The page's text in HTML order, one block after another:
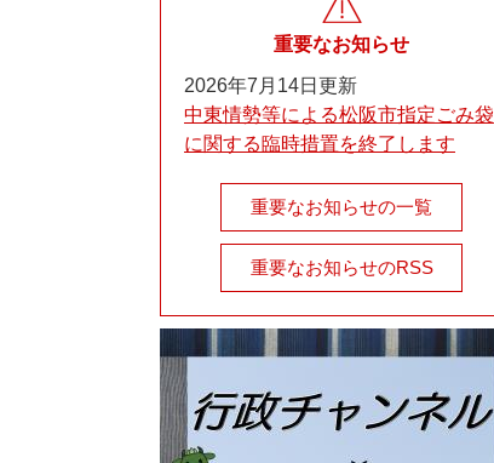
重要なお知らせ
2026年7月14日更新
中東情勢等による松阪市指定ごみ袋
に関する臨時措置を終了します
重要なお知らせの一覧
重要なお知らせのRSS